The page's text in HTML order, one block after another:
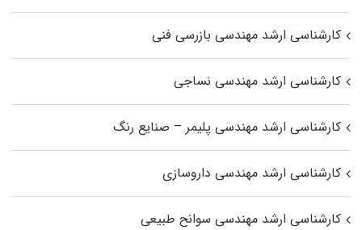
کارشناسی ارشد مهندسی بازرسی فنی
کارشناسی ارشد مهندسی نساجی
کارشناسی ارشد مهندسی پلیمر – صنایع رنگ
کارشناسی ارشد مهندسی داروسازی
کارشناسی ارشد مهندسی سوانح طبیعی